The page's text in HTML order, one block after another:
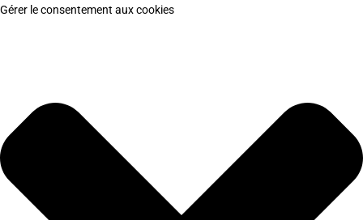
Gérer le consentement aux cookies